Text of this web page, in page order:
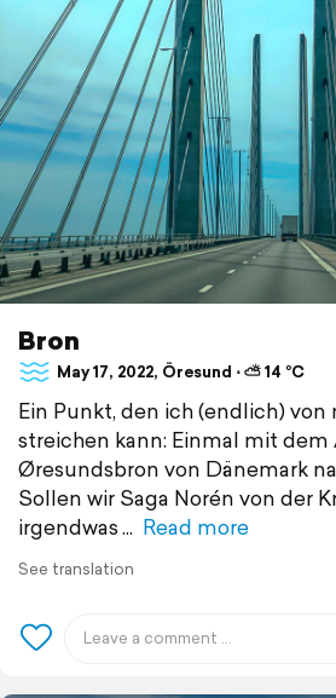
Bron
May 17, 2022, Öresund ⋅ ⛅ 14 °C
Ein Punkt, den ich (endlich)
streichen kann: Einmal mit
Øresundsbron von Dänemark
Sollen wir Saga Norén von der
irgendwas
Read more
See translation